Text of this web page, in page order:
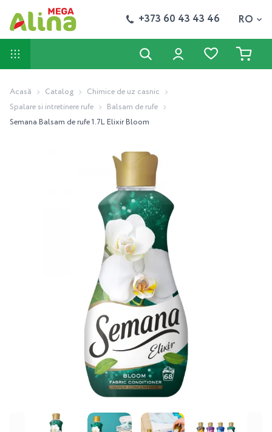
+373 60 43 43 46 RO
Acasă Catalog
Chimice de uz casnic
Spalare si intretinere rufe
Balsam de rufe
Semana Balsam de rufe 1.7L Elixir Bloom